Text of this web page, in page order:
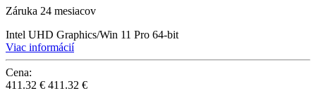
Záruka 24 mesiacov
Intel UHD Graphics/Win 11 Pro 64-bit
Viac informácií
Cena:
411.32 € 411.32 €